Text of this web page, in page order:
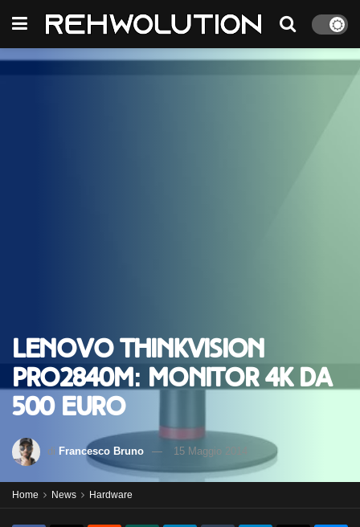
Lenovo ThinkVision
Pro2840m: monitor 4K da
500 Euro
di Francesco Bruno 15 Maggio 2014
Home News Hardware